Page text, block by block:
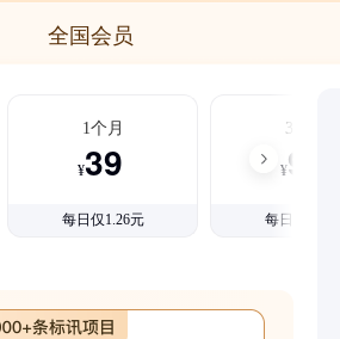
全国会员
1个月
¥39
每日仅1.26元
3个月
¥99
每日仅1.08元